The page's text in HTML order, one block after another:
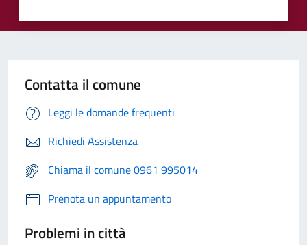
Contatta il comune
Leggi le domande frequenti
Richiedi Assistenza
Chiama il comune 0961 995014
Prenota un appuntamento
Problemi in città